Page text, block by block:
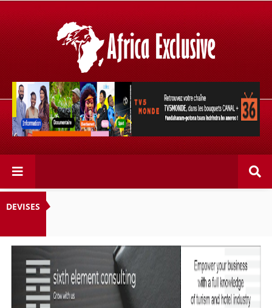
Retrouvez votre chaîne @TV5MONDE, dans les bouquets
CANAL+ 36 . Fandaharam-potoana tsara indrindra ho
anareo!
DEVISES